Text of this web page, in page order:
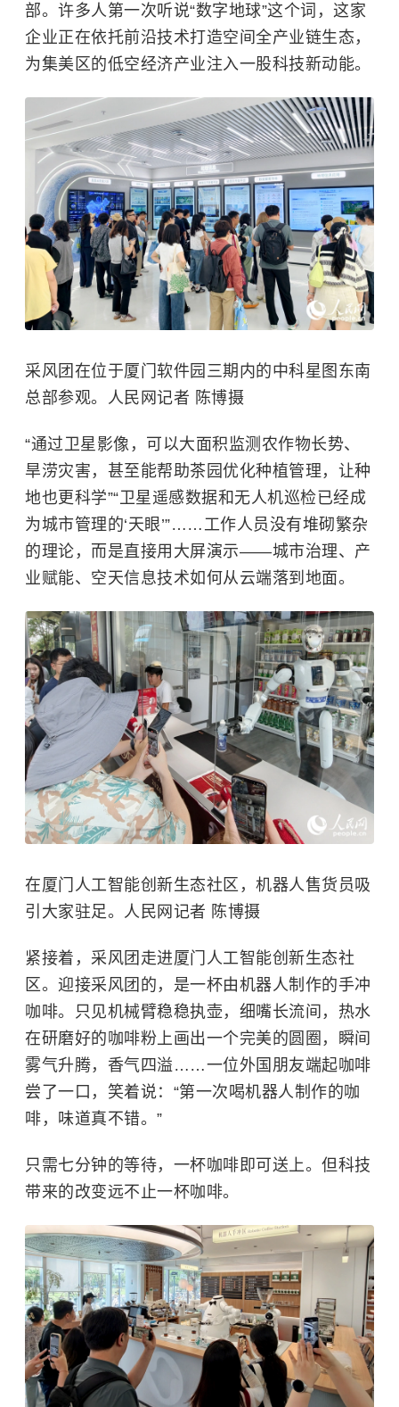
部。许多人第一次听说“数字地球”这个词，这家
企业正在依托前沿技术打造空间全产业链生态，
为集美区的低空经济产业注入一股科技新动能。
采风团在位于厦门软件园三期内的中科星图东南
总部参观。人民网记者 陈博摄
“通过卫星影像，可以大面积监测农作物长势、
旱涝灾害，甚至能帮助茶园优化种植管理，让种
地也更科学”“卫星遥感数据和无人机巡检已经成
为城市管理的‘天眼’”……工作人员没有堆砌繁杂
的理论，而是直接用大屏演示——城市治理、产
业赋能、空天信息技术如何从云端落到地面。
在厦门人工智能创新生态社区，机器人售货员吸
引大家驻足。人民网记者 陈博摄
紧接着，采风团走进厦门人工智能创新生态社
区。迎接采风团的，是一杯由机器人制作的手冲
咖啡。只见机械臂稳稳执壶，细嘴长流间，热水
在研磨好的咖啡粉上画出一个完美的圆圈，瞬间
雾气升腾，香气四溢……一位外国朋友端起咖啡
尝了一口，笑着说：“第一次喝机器人制作的咖
啡，味道真不错。”
只需七分钟的等待，一杯咖啡即可送上。但科技
带来的改变远不止一杯咖啡。